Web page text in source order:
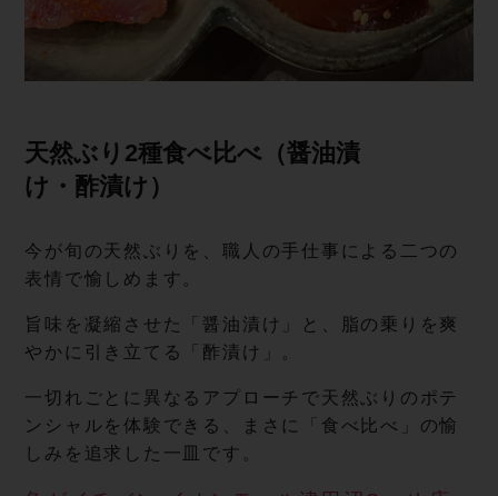
天然ぶり2種食べ比べ（醤油漬
け・ 酢 漬 け ）
今が旬の天然ぶりを、職人の手仕事による二つの
表情で愉しめます。
旨味を凝縮させた「醤油漬け」と、脂の乗りを爽
やかに引き立てる「酢漬け」。
一切れごとに異なるアプローチで天然ぶりのポテ
ンシャルを体験できる、まさに「食べ比べ」の愉
しみを追求した一皿です。